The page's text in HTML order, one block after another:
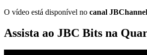
O vídeo está disponível no canal JBChannel
Assista ao JBC Bits na